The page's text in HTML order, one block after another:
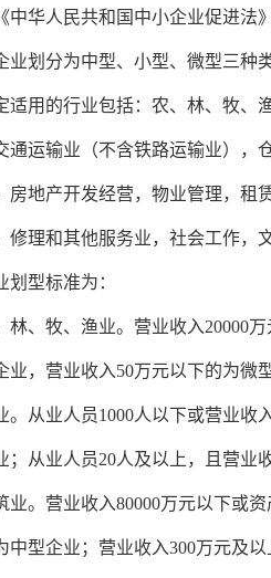
人民共和国中小企业促进法》
分为中型、小型、微型三种类
的行业包括：农、林、牧、渔
通运输业（不含铁路运输业），
房地产开发经营，物业管理，租
修理和其他服务业，社会工作，
型标准为：
牧、渔业。营业收入20000万
业，营业收入50万元以下的为微
业人员1000人以下或营业收入
；从业人员20人及以上，且营
营业收入80000万元以下或资
中型企业；营业收入300万元及